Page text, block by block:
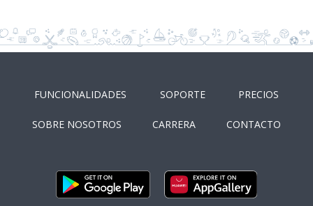
FUNCIONALIDADES SOPORTE PRECIOS
SOBRE NOSOTROS CARRERA CONTACTO